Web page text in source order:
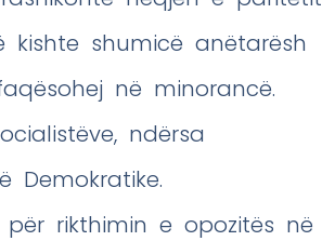
kishte shumicë anëtarësh
në minorancë.
ndërsa
Demokratike.
rikthimin e opozitës në